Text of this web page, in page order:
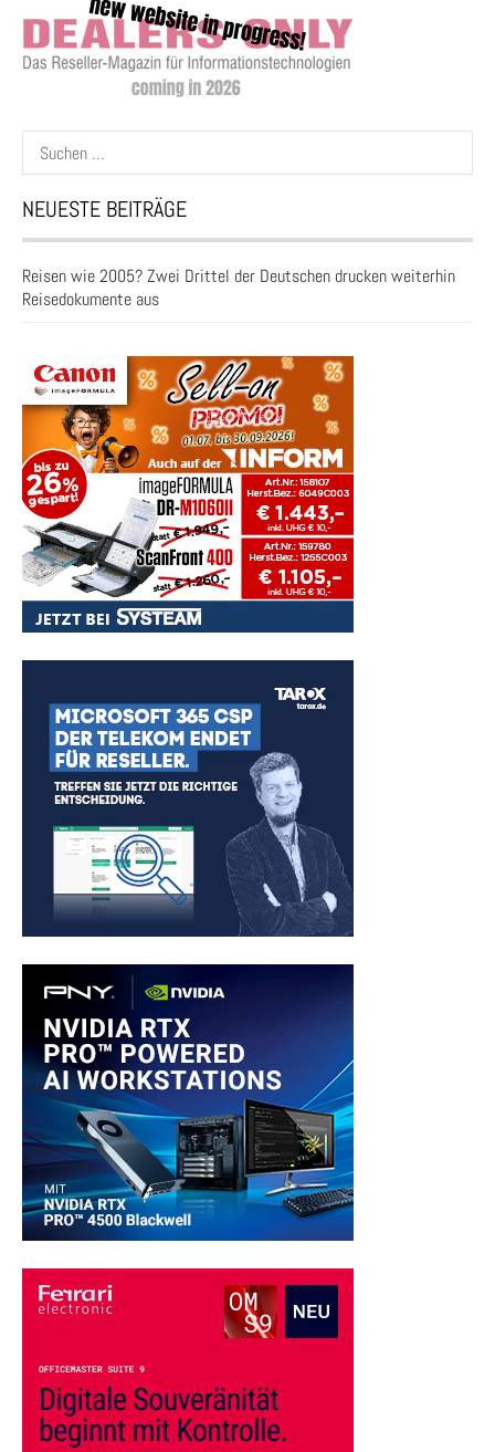
Suchen
nach:
NEUESTE BEITRÄGE
Reisen wie 2005? Zwei Drittel der Deutschen drucken weiterhin
Reisedokumente aus